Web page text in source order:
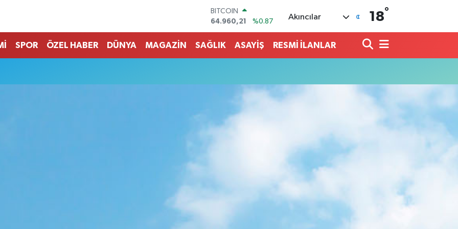
64.960,21
DOLAR
47,7436
%0.18
EURO
GRAM ALTIN
13.779
%-14
Akıncılar 18°
SPOR ÖZEL HABER DÜNYA MAGAZİN SAĞLIK ASAYİŞ RESMİ İLANLAR